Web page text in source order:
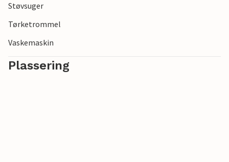
Støvsuger
Tørketrommel
Vaskemaskin
Plassering